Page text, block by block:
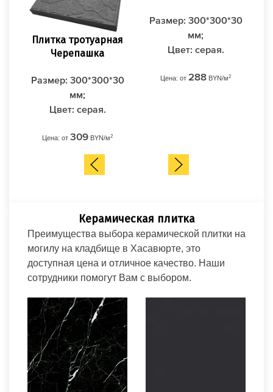
Размер: 300*300*30
мм;
Цвет: серая.
Цена: от 288BYN/м 2
Плитка тротуарная
Черепашка
Размер: 300*300*30
мм;
Цвет: серая.
Цена: от 309BYN/м2
Керамическая плитка
Преимущества выбора керамической плитки на
могилу на кладбище в Хасавюрте, это
доступная цена и отличное качество. Наши
сотрудники помогут Вам с выбором.